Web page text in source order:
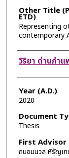
Other Title
ETD)
Representing
contemporary
Author
วิริยา ด่านกำ
Year (A.D.)
2020
Document
Thesis
First Advisor
ถนอมนวล หิรัญเ